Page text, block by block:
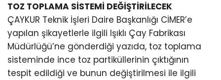
TOZ TOPLAMA SİSTEMİ DEĞİŞTİRİLECEK
ÇAYKUR Teknik İşleri Daire Başkanlığı CİMER’e
yapılan şikayetlerle ilgili Işıklı Çay Fabrikası
Müdürlüğü’ne gönderdiği yazıda, toz toplama
sisteminde ince toz partiküllerinin çıktığının
tespit edildiği ve bunun değiştirilmesi ile ilgili